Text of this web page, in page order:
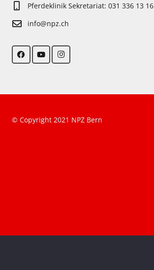
Pferdeklinik Sekretariat: 031 336 13 16
info@npz.ch
© Copyright 2021 NPZ Bern